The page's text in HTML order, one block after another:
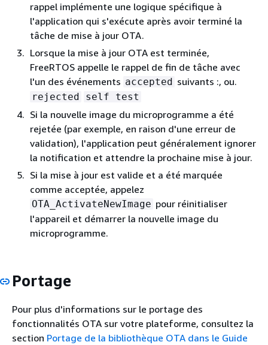
rappel implémente une logique spécifique à
l'application qui s'exécute après avoir terminé la
tâche de mise à jour OTA.
Lorsque la mise à jour OTA est terminée,
FreeRTOS appelle le rappel de fin de tâche avec
l'un des événements accepted suivants :, ou.
rejected self test
Si la nouvelle image du microprogramme a été
rejetée (par exemple, en raison d'une erreur de
validation), l'application peut généralement ignorer
la notification et attendre la prochaine mise à jour.
Si la mise à jour est valide et a été marquée
comme acceptée, appelez
OTA_ActivateNewImage pour réinitialiser
l'appareil et démarrer la nouvelle image du
microprogramme.
Portage
Pour plus d'informations sur le portage des
fonctionnalités OTA sur votre plateforme, consultez la
section Portage de la bibliothèque OTA dans le Guide